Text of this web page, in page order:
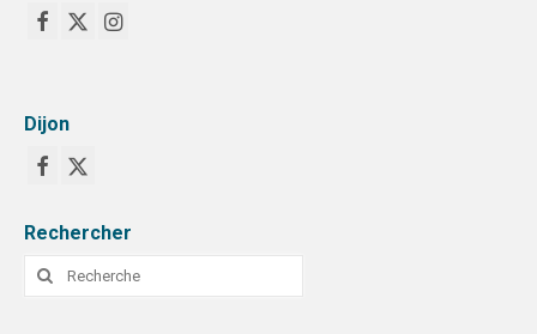
Dijon
Rechercher
Rechercher